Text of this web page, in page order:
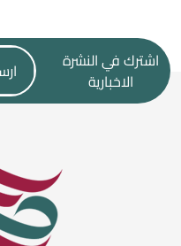
اشترك في النشرة
الاخبارية